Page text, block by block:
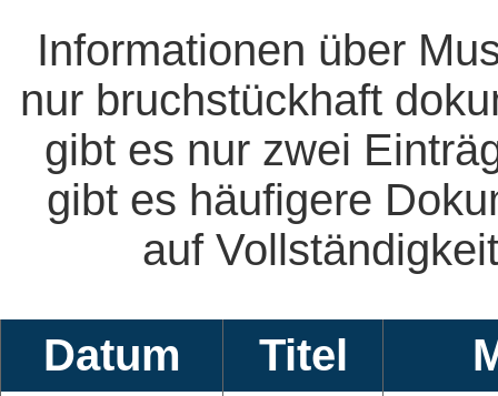
Informationen über
nur bruchstückhaft
gibt es nur zwei
gibt es häufigere
auf
Datum Titel